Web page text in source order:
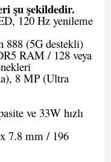
şu şekildedir.
120 Hz yenileme
888 (5G destekli)
RAM / 128 veya
8 MP (Ultra
ve 33W hızlı
7.8 mm / 196